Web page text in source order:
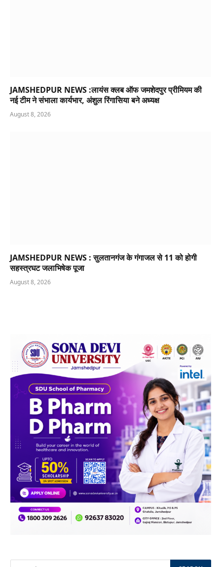
JAMSHEDPUR NEWS :लायंस क्लब ऑफ जमशेदपुर प्रीमियम की
नई टीम ने संभाला कार्यभार, अंशुल रिंगासिया बने अध्यक्ष
August 8, 2026
JAMSHEDPUR NEWS : सुलतानगंज के गंगाजल से 11 को होगी
सहस्त्रघट जलाभिषेक पूजा
August 8, 2026